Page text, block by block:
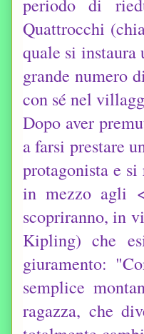
Quattrocchi
quale si
grande numero di
con sé nel
Dopo aver
a farsi prestare
protagonista e
in mezzo agli
scopriranno, in
Kipling) che
giuramento:
semplice
ragazza, che